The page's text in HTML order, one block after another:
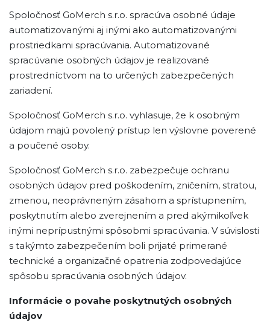
Spoločnosť GoMerch s.r.o. spracúva osobné údaje
automatizovanými aj inými ako automatizovanými
prostriedkami spracúvania. Automatizované
spracúvanie osobných údajov je realizované
prostredníctvom na to určených zabezpečených
zariadení.
Spoločnosť GoMerch s.r.o. vyhlasuje, že k osobným
údajom majú povolený prístup len výslovne poverené
a poučené osoby.
Spoločnosť GoMerch s.r.o. zabezpečuje ochranu
osobných údajov pred poškodením, zničením, stratou,
zmenou, neoprávneným zásahom a sprístupnením,
poskytnutím alebo zverejnením a pred akýmikoľvek
inými neprípustnými spôsobmi spracúvania. V súvislosti
s takýmto zabezpečením boli prijaté primerané
technické a organizačné opatrenia zodpovedajúce
spôsobu spracúvania osobných údajov.
Informácie o povahe poskytnutých osobných
údajov